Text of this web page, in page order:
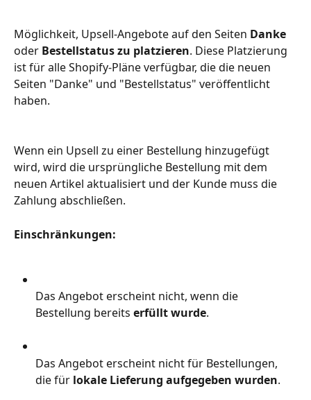
Möglichkeit, Upsell-Angebote auf den Seiten Danke
oder Bestellstatus zu platzieren. Diese Platzierung
ist für alle Shopify-Pläne verfügbar, die die neuen
Seiten "Danke" und "Bestellstatus" veröffentlicht
haben.
Wenn ein Upsell zu einer Bestellung hinzugefügt
wird, wird die ursprüngliche Bestellung mit dem
neuen Artikel aktualisiert und der Kunde muss die
Zahlung abschließen.
Einschränkungen:
Das Angebot erscheint nicht, wenn die
Bestellung bereits erfüllt wurde.
Das Angebot erscheint nicht für Bestellungen,
die für lokale Lieferung aufgegeben wurden.